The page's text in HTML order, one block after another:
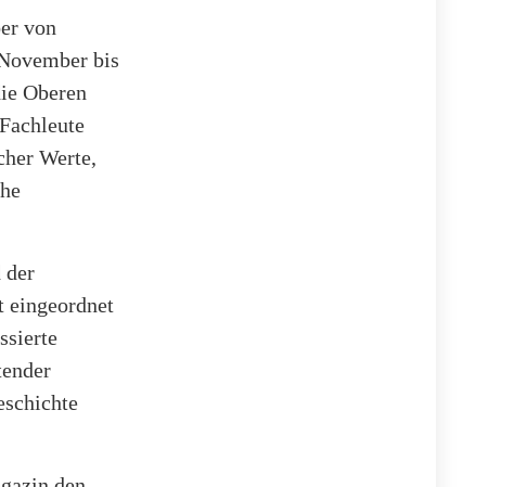
von
bis
Oberen
Werte,
der
eingeordnet